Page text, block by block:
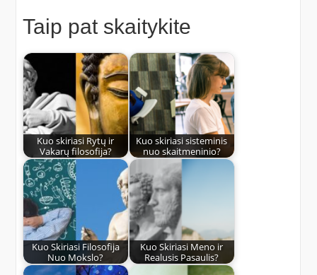
Taip pat skaitykite
Kuo skiriasi Rytų ir
Vakarų filosofija?
Kuo skiriasi sisteminis
nuo skaitmeninio?
Kuo Skiriasi Filosofija
Nuo Mokslo?
Kuo Skiriasi Meno ir
Realusis Pasaulis?